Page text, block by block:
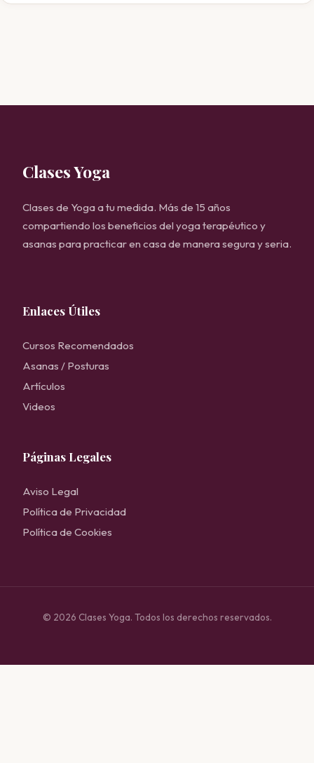
Clases Yoga
Clases de Yoga a tu medida. Más de 15 años
compartiendo los beneficios del yoga terapéutico y
asanas para practicar en casa de manera segura y seria.
Enlaces Útiles
Cursos Recomendados
Asanas / Posturas
Artículos
Videos
Páginas Legales
Aviso Legal
Política de Privacidad
Política de Cookies
© 2026 Clases Yoga. Todos los derechos reservados.